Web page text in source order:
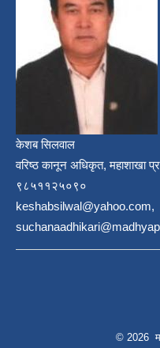
केशब सिलवाल
वरिष्ठ कानून अधिकृत, महाशाखा
९८५११२५०९०
keshabsilwal@yahoo.com,
© 2026